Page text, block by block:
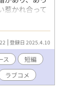
惹かれ合って
ない愛する
申し出る。 で
執着系α×天
のお話です。
しました。
登録日 2025.4.10
ス
短編
ラブコメ